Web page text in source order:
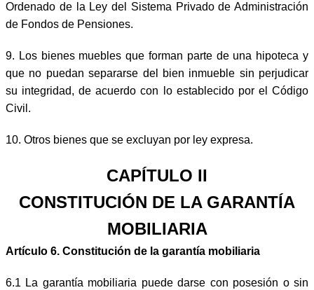
Ordenado de la Ley del Sistema Privado de Administración
de Fondos de Pensiones.
9. Los bienes muebles que forman parte de una hipoteca y
que no puedan separarse del bien inmueble sin perjudicar
su integridad, de acuerdo con lo establecido por el Código
Civil.
10. Otros bienes que se excluyan por ley expresa.
CAPÍTULO II
CONSTITUCIÓN DE LA GARANTÍA
MOBILIARIA
Artículo 6. Constitución de la garantía mobiliaria
6.1 La garantía mobiliaria puede darse con posesión o sin